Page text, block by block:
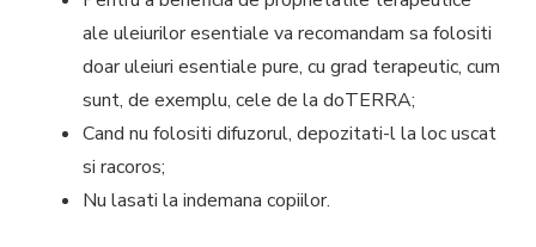
ale uleiurilor esentiale va recomandam sa folositi
doar uleiuri esentiale pure, cu grad terapeutic, cum
sunt, de exemplu, cele de la doTERRA;
Cand nu folositi difuzorul, depozitati-l la loc uscat
si racoros;
Nu lasati la indemana copiilor.